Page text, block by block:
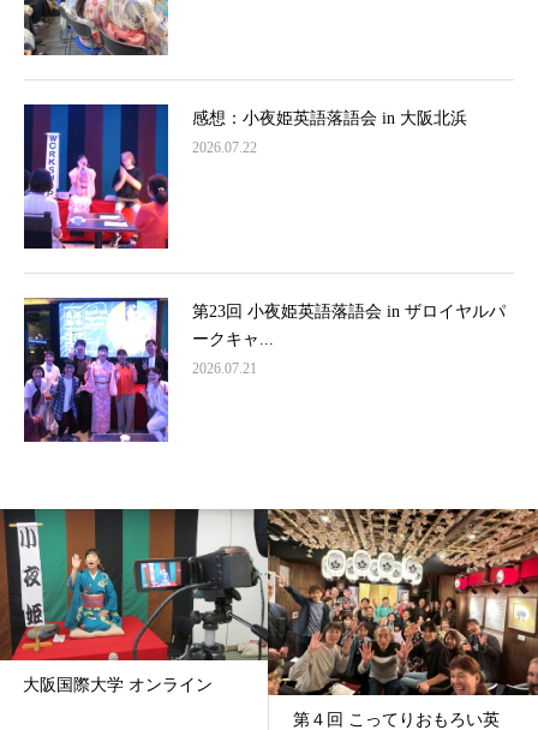
感想：小夜姫英語落語会 in 大阪北浜
2026.07.22
第23回 小夜姫英語落語会 in ザロイヤルパ
ークキャ...
2026.07.21
大阪国際大学 オンライン
第４回 こってりおもろい英